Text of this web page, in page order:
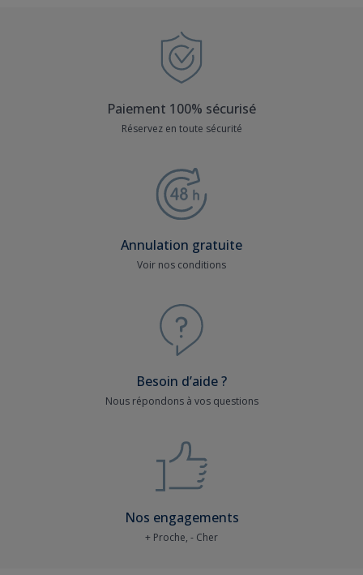
Paiement 100% sécurisé
Réservez en toute sécurité
Annulation gratuite
Voir nos conditions
Besoin d’aide ?
Nous répondons à vos questions
Nos engagements
+ Proche, - Cher